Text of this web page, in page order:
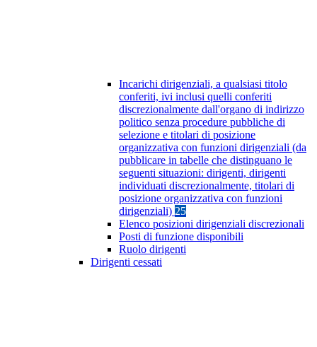
Incarichi dirigenziali, a qualsiasi titolo
conferiti, ivi inclusi quelli conferiti
discrezionalmente dall'organo di indirizzo
politico senza procedure pubbliche di
selezione e titolari di posizione
organizzativa con funzioni dirigenziali (da
pubblicare in tabelle che distinguano le
seguenti situazioni: dirigenti, dirigenti
individuati discrezionalmente, titolari di
posizione organizzativa con funzioni
dirigenziali) 25
Elenco posizioni dirigenziali discrezionali
Posti di funzione disponibili
Ruolo dirigenti
Dirigenti cessati